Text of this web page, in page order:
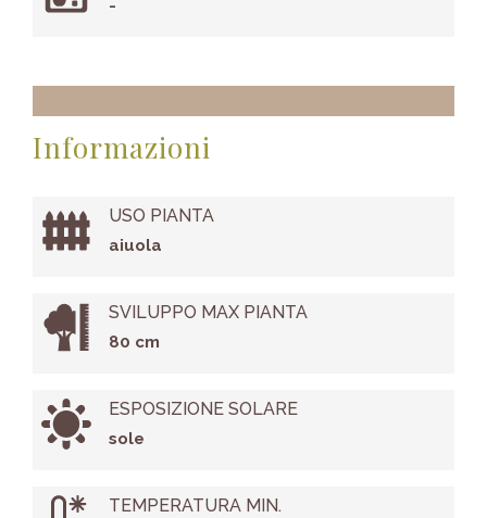
-
Informazioni
USO PIANTA
aiuola
SVILUPPO MAX PIANTA
80 cm
ESPOSIZIONE SOLARE
sole
TEMPERATURA MIN.